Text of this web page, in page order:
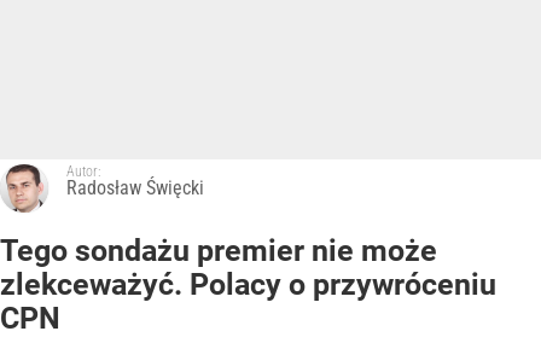
Autor:
Radosław Święcki
Tego sondażu premier nie może
zlekceważyć. Polacy o przywróceniu
CPN